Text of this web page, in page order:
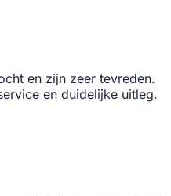
en zijn zeer tevreden.
en duidelijke uitleg.